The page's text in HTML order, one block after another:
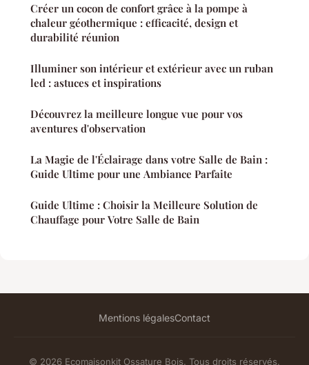
Créer un cocon de confort grâce à la pompe à
chaleur géothermique : efficacité, design et
durabilité réunion
Illuminer son intérieur et extérieur avec un ruban
led : astuces et inspirations
Découvrez la meilleure longue vue pour vos
aventures d'observation
La Magie de l'Éclairage dans votre Salle de Bain :
Guide Ultime pour une Ambiance Parfaite
Guide Ultime : Choisir la Meilleure Solution de
Chauffage pour Votre Salle de Bain
Mentions légalesContact
© 2026 Ecomaisonkit Ossature Bois. Tous droits réservés.